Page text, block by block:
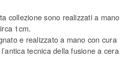
collezione sono realizzati a mano
1cm.
e realizzato a mano con cura
tecnica della fusione a cera